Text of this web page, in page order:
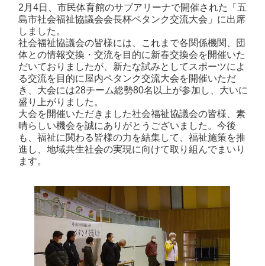
2月4日、市民体育館のサブアリーナで開催された「五
島市社会福祉協議会会長杯ペタンク交流大会」に出席
しました。
社会福祉協議会の皆様には、これまで各関係機関、団
体との情報交換・交流を目的に新春交換会を開催いた
だいておりましたが、新たな試みとしてスポーツによ
る交流を目的に屋内ペタンク交流大会を開催いただ
き、大会には28チーム総勢80名以上が参加し、大いに
盛り上がりました。
大会を開催いただきました社会福祉協議会の皆様、素
晴らしい機会を誠にありがとうございました。今後
も、福祉に関わる皆様の力を結集して、福祉施策を推
進し、地域共生社会の実現に向けて取り組んでまいり
ます。